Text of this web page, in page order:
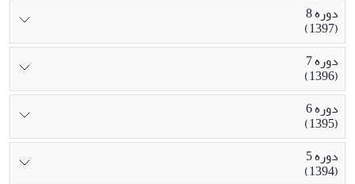
دوره 8
(1397)
دوره 7
(1396)
دوره 6
(1395)
دوره 5
(1394)